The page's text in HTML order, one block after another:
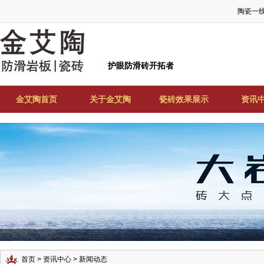
陶瓷一
护眼防滑砖开拓者
金艾陶首页 关于金艾陶 瓷砖效果展示 资讯
首页 > 资讯中心 > 新闻动态